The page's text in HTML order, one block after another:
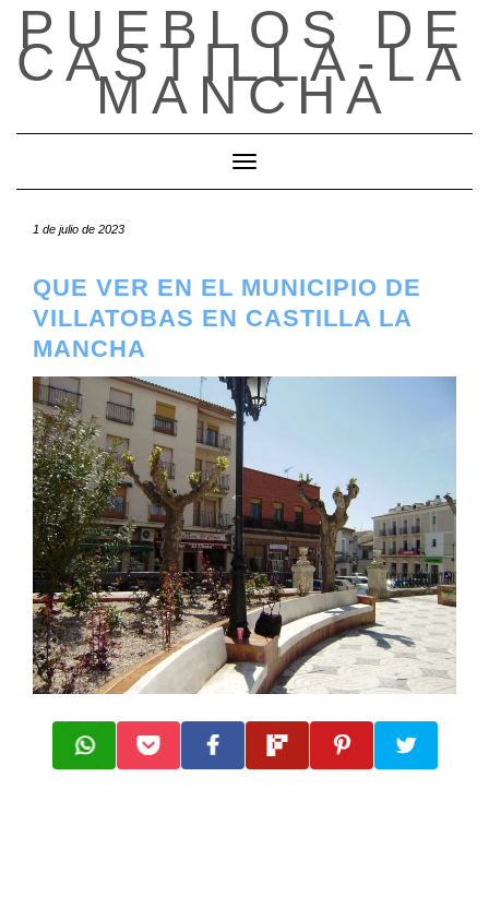
Saltar
contenido
PUEBLOS DE
CASTILLA-LA
MANCHA
Cambiar modo de navegación
1 de julio de 2023
QUE VER EN EL MUNICIPIO DE
VILLATOBAS EN CASTILLA LA
MANCHA